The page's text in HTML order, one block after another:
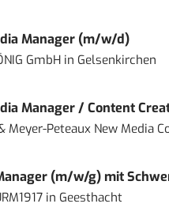
Manager (m/w/d)
GmbHin Gelsenkirchen
Manager / Content
Meyer-Peteaux New Media
(m/w/g) mit
in Geesthacht